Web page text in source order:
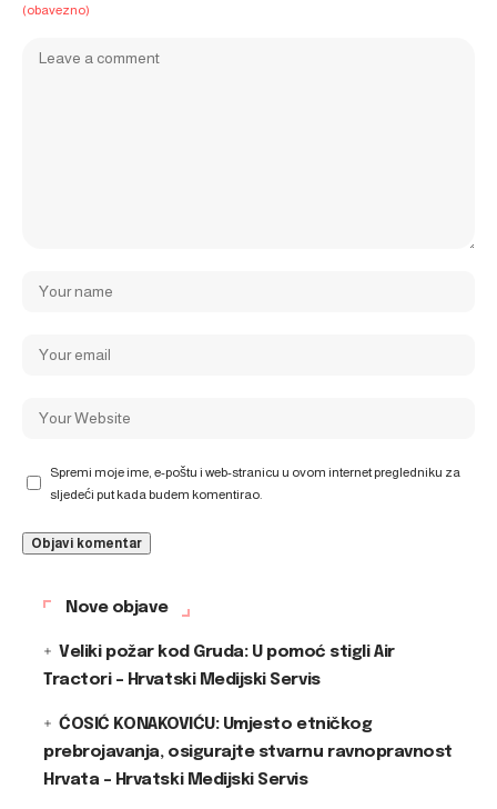
(obavezno)
Spremi moje ime, e-poštu i web-stranicu u ovom internet pregledniku za
sljedeći put kada budem komentirao.
Nove objave
Veliki požar kod Gruda: U pomoć stigli Air
Tractori – Hrvatski Medijski Servis
ĆOSIĆ KONAKOVIĆU: Umjesto etničkog
prebrojavanja, osigurajte stvarnu ravnopravnost
Hrvata – Hrvatski Medijski Servis